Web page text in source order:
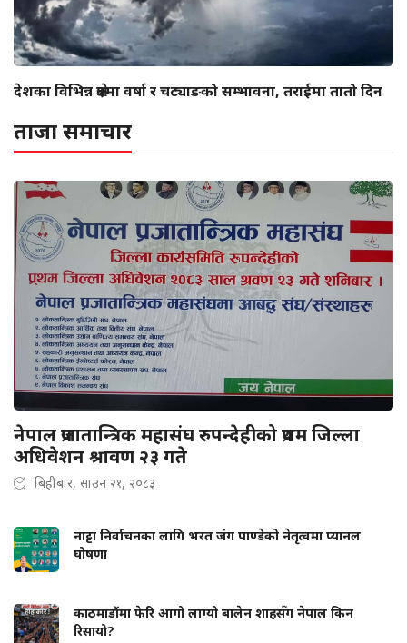
देशका विभिन्न क्षेत्रमा वर्षा र चट्याङको सम्भावना, तराईमा तातो दिन
ताजा समाचार
नेपाल प्रजातान्त्रिक महासंघ रुपन्देहीको प्रथम जिल्ला
अधिवेशन श्रावण २३ गते
बिहीबार, साउन २१, २०८३
नाट्टा निर्वाचनका लागि भरत जंग पाण्डेको नेतृत्वमा प्यानल
घोषणा
काठमाडौंमा फेरि आगो लाग्यो बालेन शाहसँग नेपाल किन
रिसायो?